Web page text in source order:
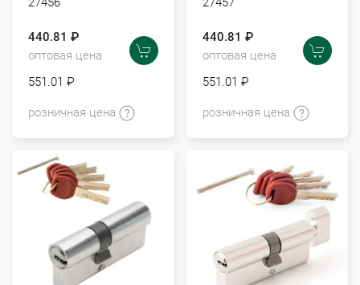
440.81 ₽
оптовая цена
551.01 ₽
розничная цена
440.81 ₽
оптовая цена
551.01 ₽
розничная цена